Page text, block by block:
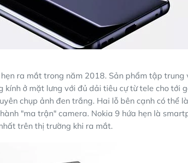
ra mắt trong năm 2018. Sản phẩm tập trung
kính ở mặt lưng với đủ dải tiêu cự từ tele cho tới
chụp ảnh đen trắng. Hai lỗ bên cạnh có thể
"ma trận" camera. Nokia 9 hứa hẹn là
trên thị trường khi ra mắt.